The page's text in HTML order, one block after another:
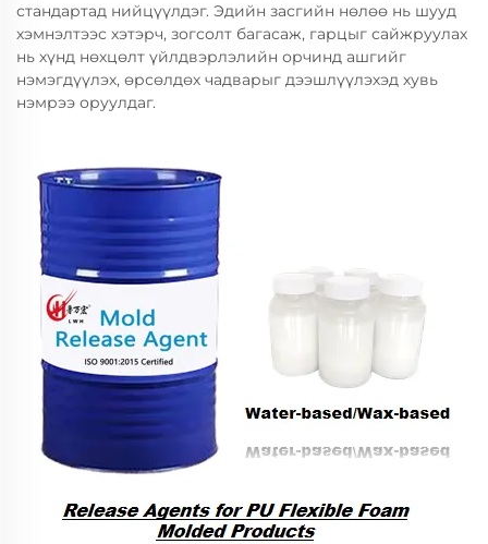
стандартад нийцүүлдэг. Эдийн засгийн нөлөө нь шууд
хэмнэлтээс хэтэрч, зогсолт багасаж, гарцыг сайжруулах
нь хүнд нөхцөлт үйлдвэрлэлийн орчинд ашгийг
нэмэгдүүлэх, өрсөлдөх чадварыг дээшлүүлэхэд хувь
нэмрээ оруулдаг.